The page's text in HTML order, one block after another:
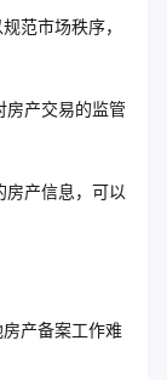
范市场秩序，
房产交易的监管
房产信息，可以
房产备案工作难